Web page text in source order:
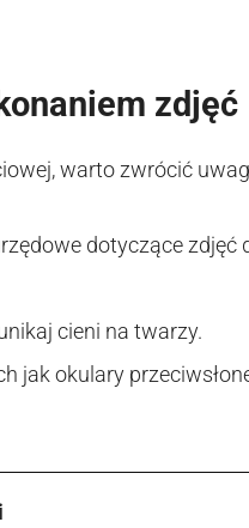
zdjęć
warto zwrócić
dotyczące zdjęć
cieni na twarzy.
jak okulary